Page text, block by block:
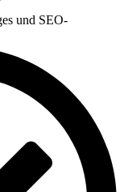
und SEO-